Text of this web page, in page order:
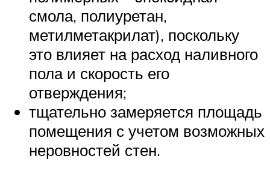
смола, полиуретан,
метилметакрилат), поскольку
это влияет на расход наливного
пола и скорость его
отверждения;
тщательно замеряется площадь
помещения с учетом возможных
неровностей стен.